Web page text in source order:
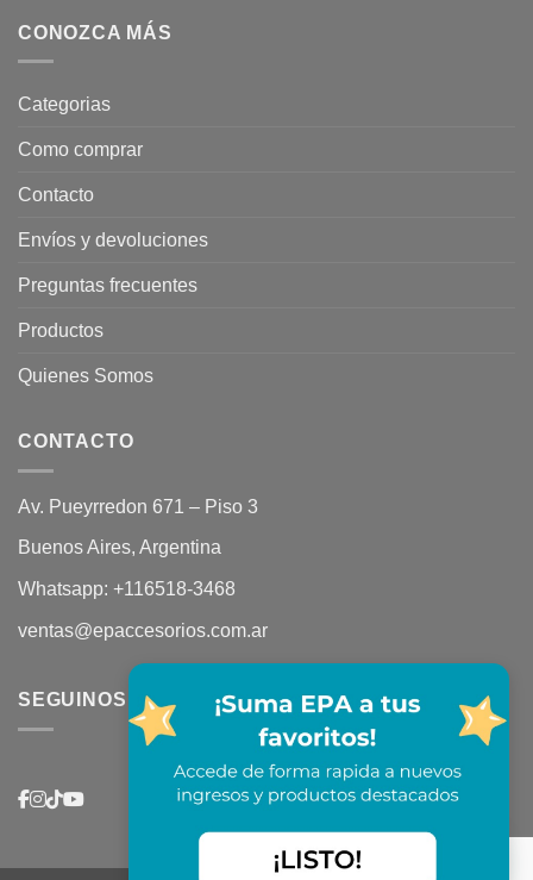
CONOZCA MÁS
Categorias
Como comprar
Contacto
Envíos y devoluciones
Preguntas frecuentes
Productos
Quienes Somos
CONTACTO
Av. Pueyrredon 671 – Piso 3
Buenos Aires, Argentina
Whatsapp: +116518-3468
ventas@epaccesorios.com.ar
SEGUINOS EN REDES